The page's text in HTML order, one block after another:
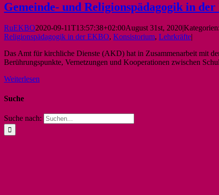
Gemeinde- und Religionspädagogik in
RuEKBO2020-09-11T13:57:38+02:00August 31st, 2020|Kategorien:
Religionspädagogik in der EKBO, Konsistorium, Lehrkräfte|
Das Amt für kirchliche Dienste (AKD) hat in Zusammenarbeit mit
Berührungspunkte, Vernetzungen und Kooperationen zwischen
Weiterlesen
Suche
Suche nach: